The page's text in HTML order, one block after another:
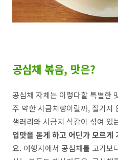
공심채 볶음, 맛은?
공심채 자체는 이렇다할 특별한
주 약한 시금치향이랄까, 질기지
샐러리와 시금치 식감이 섞여 있
입맛을 돋게 하고 어딘가 모르게
요. 여행지에서 공심채를 고기보